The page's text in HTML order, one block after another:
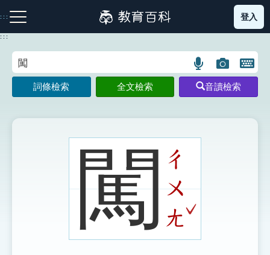
到
主
:::
注音索引圖示 筆畫索引圖示 部首索引表圖示
登入
:::
語
言
搜
示
圖
片
搜
開
鍵
圖
詞條檢索 全文檢索 音讀檢索
闖ㄔ
ㄨ
ㄤ
ˇ